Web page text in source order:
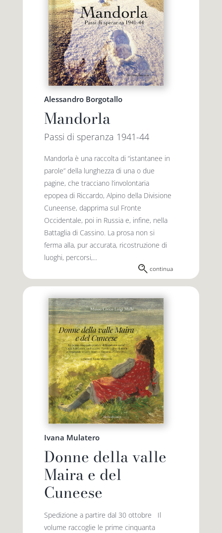
Alessandro Borgotallo
Mandorla
Passi di speranza 1941-44
Mandorla è una raccolta di “istantanee in
parole” della lunghezza di una o due
pagine, che tracciano l’involontaria
epopea di Riccardo, Alpino della Divisione
Cuneense, dapprima sul Fronte
Occidentale, poi in Russia e, infine, nella
Battaglia di Cassino. La prosa non si
ferma alla, pur accurata, ricostruzione di
luoghi, percorsi,...
continua
Ivana Mulatero
Donne della valle
Maira e del
Cuneese
Spedizione a partire dal 30 ottobre Il
volume raccoglie le prime cinquanta